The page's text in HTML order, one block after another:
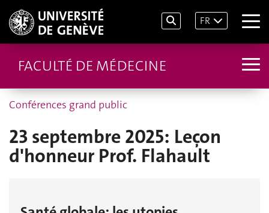
FR
FACULTÉ DE MÉDECINE
Conférences grand public
23 septembre 2025: Leçon
d'honneur Prof. Flahault